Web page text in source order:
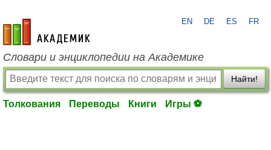
academic.ru
EN DE ES FR
Словари и энциклопедии на Академике
Найти!
Толкования Переводы Книги Игры ⚽